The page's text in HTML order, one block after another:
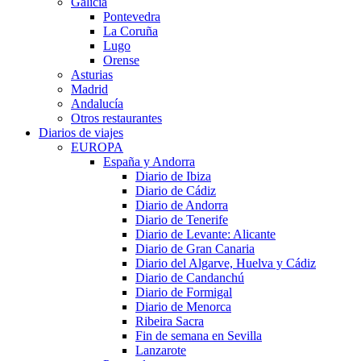
Pontevedra
La Coruña
Lugo
Orense
Asturias
Madrid
Andalucía
Otros restaurantes
Diarios de viajes
EUROPA
España y Andorra
Diario de Ibiza
Diario de Cádiz
Diario de Andorra
Diario de Tenerife
Diario de Levante: Alicante
Diario de Gran Canaria
Diario del Algarve, Huelva y Cádiz
Diario de Candanchú
Diario de Formigal
Diario de Menorca
Ribeira Sacra
Fin de semana en Sevilla
Lanzarote